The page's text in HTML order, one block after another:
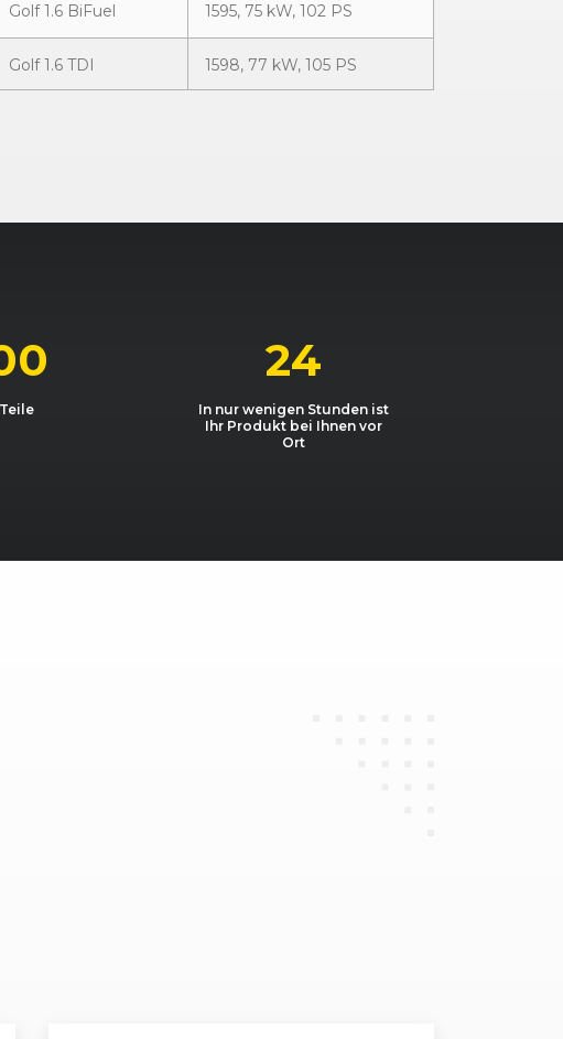
Golf 1.6 BiFuel 1595, 75 kW, 102 PS
Golf 1.6 TDI 1598, 77 kW, 105 PS
Golf 2.0 TDI 1968, 103 kW, 140 PS
24
In nur wenigen Stunden ist
Ihr Produkt bei Ihnen vor
Ort